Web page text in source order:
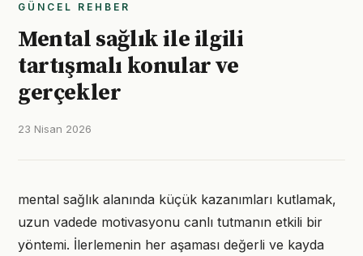
GÜNCEL REHBER
Mental sağlık ile ilgili
tartışmalı konular ve
gerçekler
23 Nisan 2026
mental sağlık alanında küçük kazanımları kutlamak,
uzun vadede motivasyonu canlı tutmanın etkili bir
yöntemi. İlerlemenin her aşaması değerli ve kayda